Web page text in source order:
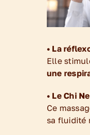
• La
Elle
une
• Le Chi
Ce
sa fluidité